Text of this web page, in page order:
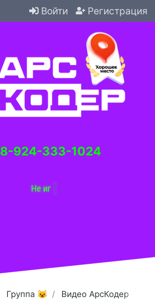
Войти Регистрация
8-924-333-1024
Группа 😺 Видео АрсКодер